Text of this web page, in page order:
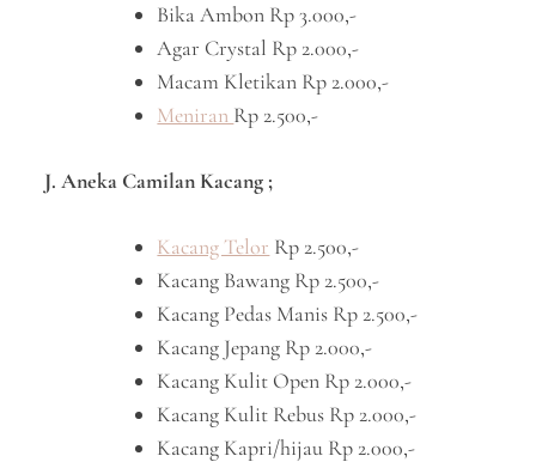
Bika Ambon Rp 3.000,-
Agar Crystal Rp 2.000,-
Macam Kletikan Rp 2.000,-
Meniran Rp 2.500,-
J. Aneka Camilan Kacang ;
Kacang Telor Rp 2.500,-
Kacang Bawang Rp 2.500,-
Kacang Pedas Manis Rp 2.500,-
Kacang Jepang Rp 2.000,-
Kacang Kulit Open Rp 2.000,-
Kacang Kulit Rebus Rp 2.000,-
Kacang Kapri/hijau Rp 2.000,-